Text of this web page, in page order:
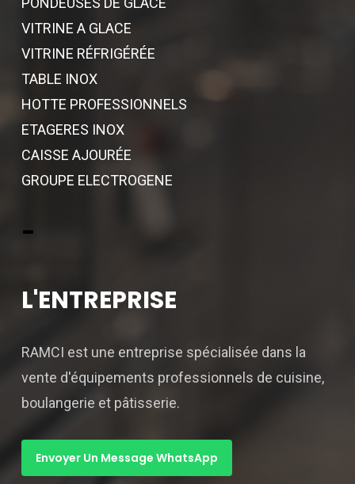
VITRINE A GLACE
VITRINE RÉFRIGÉRÉE
TABLE INOX
HOTTE PROFESSIONNELS
ETAGERES INOX
CAISSE AJOURÉE
GROUPE ELECTROGENE
-
L'ENTREPRISE
RAMCI est une entreprise spécialisée dans la
vente d'équipements professionnels de cuisine,
boulangerie et pâtisserie.
Envoyer Un Message WhatsApp